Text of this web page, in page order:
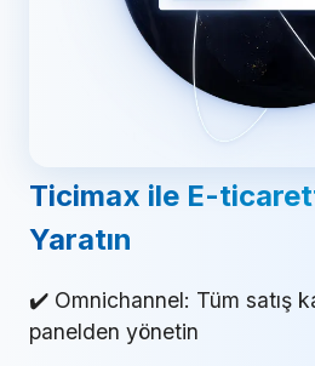
Ticimax ile E-
Yaratın
✔️ Omnichannel: Tüm satış
panelden yönetin